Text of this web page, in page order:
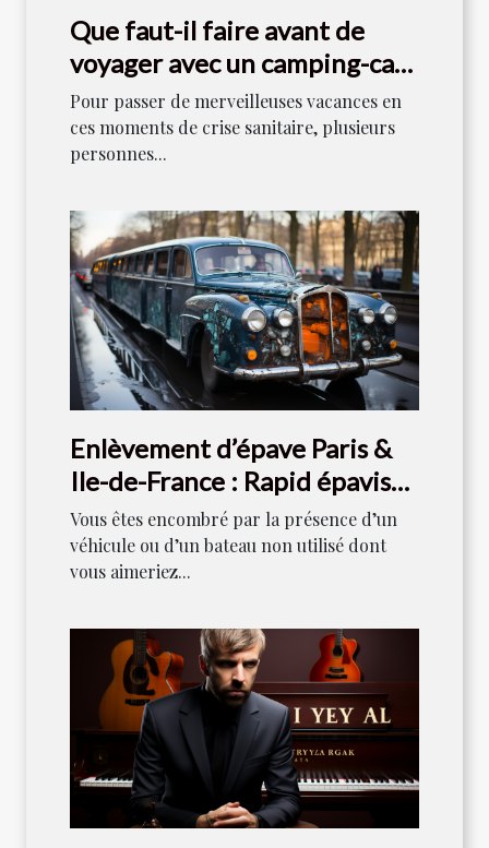
Que faut-il faire avant de
voyager avec un camping-car
en 2021 ?
Pour passer de merveilleuses vacances en
ces moments de crise sanitaire, plusieurs
personnes...
Enlèvement d’épave Paris &
Ile-de-France : Rapid épaviste
est votre référence
Vous êtes encombré par la présence d’un
véhicule ou d’un bateau non utilisé dont
vous aimeriez...